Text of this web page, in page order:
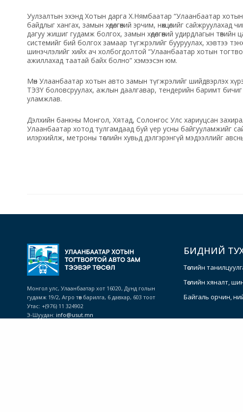
Уулзалтын эхэнд Хотын дарга Х.Нямбаатар “Улаанбаатар хотын
байдлыг хангах, замын хөдөлгөөний эрчим, нөхцөлийг
дагуу жишиг гудамж болгох, замын хөдөлгөөний удирдлагын
системийг бий болгох замаар түгжрэлийг бууруулах, хэвтээ
шинэчлэлийг хийх ач холбогдолтой “Улаанбаатар хотын
ажиллахад таатай байх болно” хэмээсэн юм.
Мөн Улаанбаатар хотын авто замын түгжрэлийг шийдвэрлэх
ТЭЗҮ боловсруулах, ажлын даалгавар, тендерийн баримт
уламжлав.
Дэлхийн банкны Монгол, Хятад, Солонгос Улс хариуцсан
Улаанбаатар хотод тулгамдаад буй үер усны байгууламжийг
илэрхийлж, метроны төслийн хувьд дэлгэрэнгүй мэдээллийг
Монгол улс, Улаанбаатар хот 16020, Дунд голын
гудамж 19/2, Агро төв барилга, 6 давхар, 603 тоот
Утас: +(976) 11 324902
Э-Шуудан: info@usut.mn
БИДНИЙ
Төслийн
Төслийн хяналт,
Байгаль орчин,